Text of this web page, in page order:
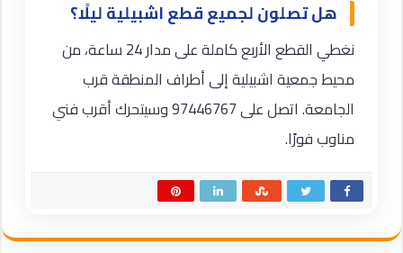
هل تصلون لجميع قطع اشبيلية ليلًا؟
نغطي القطع الأربع كاملة على مدار 24 ساعة، من
محيط جمعية اشبيلية إلى أطراف المنطقة قرب
الجامعة. اتصل على 97446767 وسيتحرك أقرب فني
مناوب فورًا.